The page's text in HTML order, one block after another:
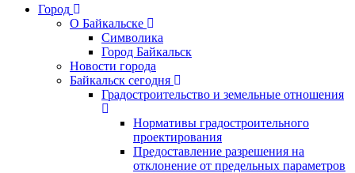
Город
О Байкальске
Символика
Город Байкальск
Новости города
Байкальск сегодня
Градостроительство и земельные отношения
Нормативы градостроительного
проектирования
Предоставление разрешения на
отклонение от предельных параметров